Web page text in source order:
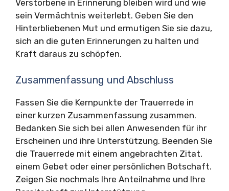
Verstorbene in Erinnerung bleiben wird und wie
sein Vermächtnis weiterlebt. Geben Sie den
Hinterbliebenen Mut und ermutigen Sie sie dazu,
sich an die guten Erinnerungen zu halten und
Kraft daraus zu schöpfen.
Zusammenfassung und Abschluss
Fassen Sie die Kernpunkte der Trauerrede in
einer kurzen Zusammenfassung zusammen.
Bedanken Sie sich bei allen Anwesenden für ihr
Erscheinen und ihre Unterstützung. Beenden Sie
die Trauerrede mit einem angebrachten Zitat,
einem Gebet oder einer persönlichen Botschaft.
Zeigen Sie nochmals Ihre Anteilnahme und Ihre